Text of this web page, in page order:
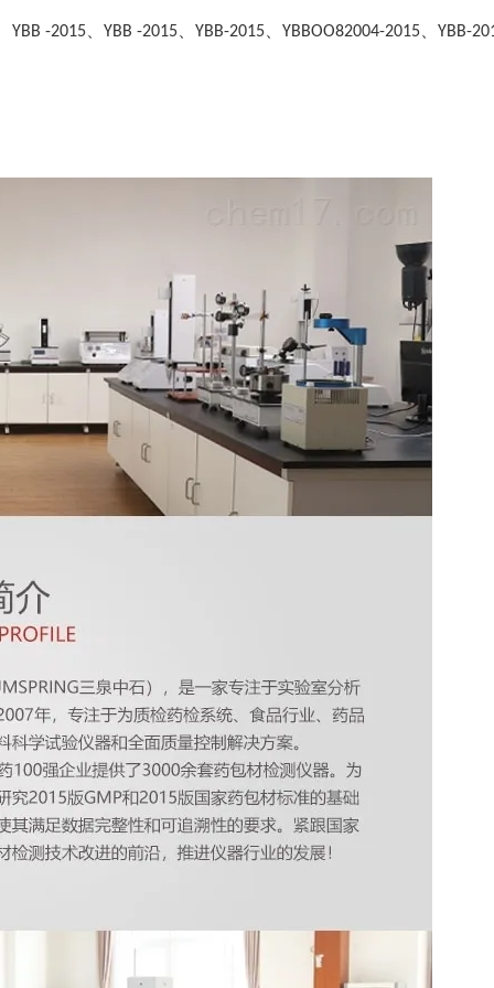
YBB -2015 YBB -2015 YBB-2015 YBBOO82004-2015
YBB-